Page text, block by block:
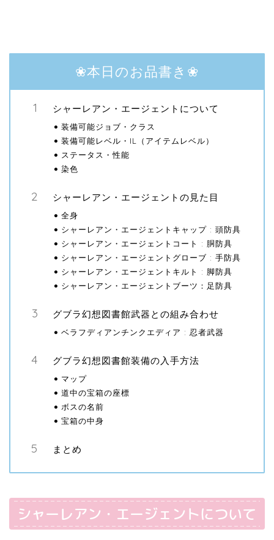
❀本日のお品書き❀
シャーレアン・エージェントについて
装備可能ジョブ・クラス
装備可能レベル・IL（アイテムレベル）
ステータス・性能
染色
シャーレアン・エージェントの見た目
全身
シャーレアン・エージェントキャップ : 頭防具
シャーレアン・エージェントコート : 胴防具
シャーレアン・エージェントグローブ : 手防具
シャーレアン・エージェントキルト : 脚防具
シャーレアン・エージェントブーツ：足防具
グブラ幻想図書館武器との組み合わせ
ベラフディアンチンクエディア : 忍者武器
グブラ幻想図書館装備の入手方法
マップ
道中の宝箱の座標
ボスの名前
宝箱の中身
まとめ
シャーレアン・エージェントについて